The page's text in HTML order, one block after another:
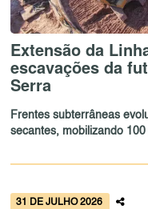
Extensão da
escavações da
Serra
Frentes subterrâneas
secantes, mobilizando
31 DE JULHO 2026